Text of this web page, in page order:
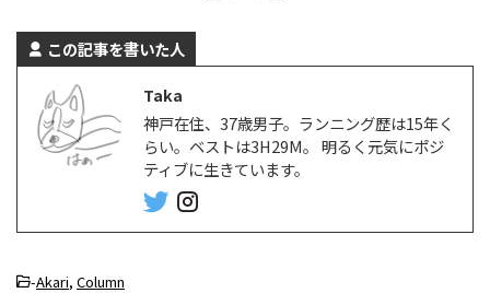
この記事を書いた人
Taka
神戸在住、37歳男子。ランニング歴は15年く
らい。ベストは3H29M。 明るく元気にポジ
ティブに生きています。
-Akari, Column